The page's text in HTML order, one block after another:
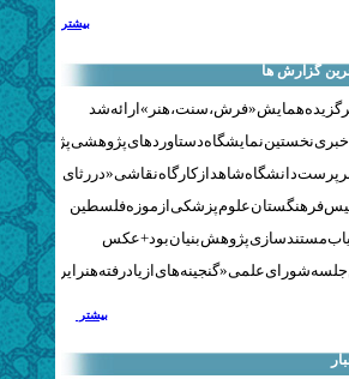
بیشتر
گزارش ها
نخستین نمایشگاه دستاوردهای پژوهشی
دانشگاه شاهد از کارگاه نقاشی «در رثای سیمرغ
فرهنگستان علوم پزشکی از موزه فلسطین
مستندسازی پژوهش‌بنیان بود + عکس
شورای علمی «گنجینه‌های ازیادرفته هنر ایران»
بیشتر